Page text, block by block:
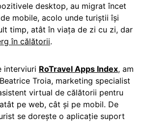
desktop, au migrat încet
mobile, acolo unde turiștii își
timp, atât în viața de zi cu zi, dar
în călătorii.
interviuri RoTravel Apps Index, am
Troia, marketing specialist
virtual de călătorii pentru
pe web, cât și pe mobil. De
se dorește o aplicație suport